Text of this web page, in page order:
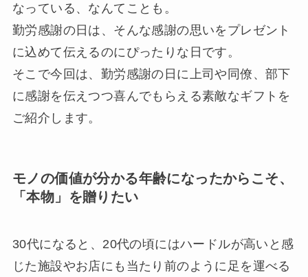
なっている、なんてことも。
勤労感謝の日は、そんな感謝の思いをプレゼント
に込めて伝えるのにぴったりな日です。
そこで今回は、勤労感謝の日に上司や同僚、部下
に感謝を伝えつつ喜んでもらえる素敵なギフトを
ご紹介します。
モノの価値が分かる年齢になったからこそ、
「本物」を贈りたい
30代になると、20代の頃にはハードルが高いと感
じた施設やお店にも当たり前のように足を運べる